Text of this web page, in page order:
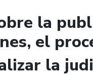
la
el
la